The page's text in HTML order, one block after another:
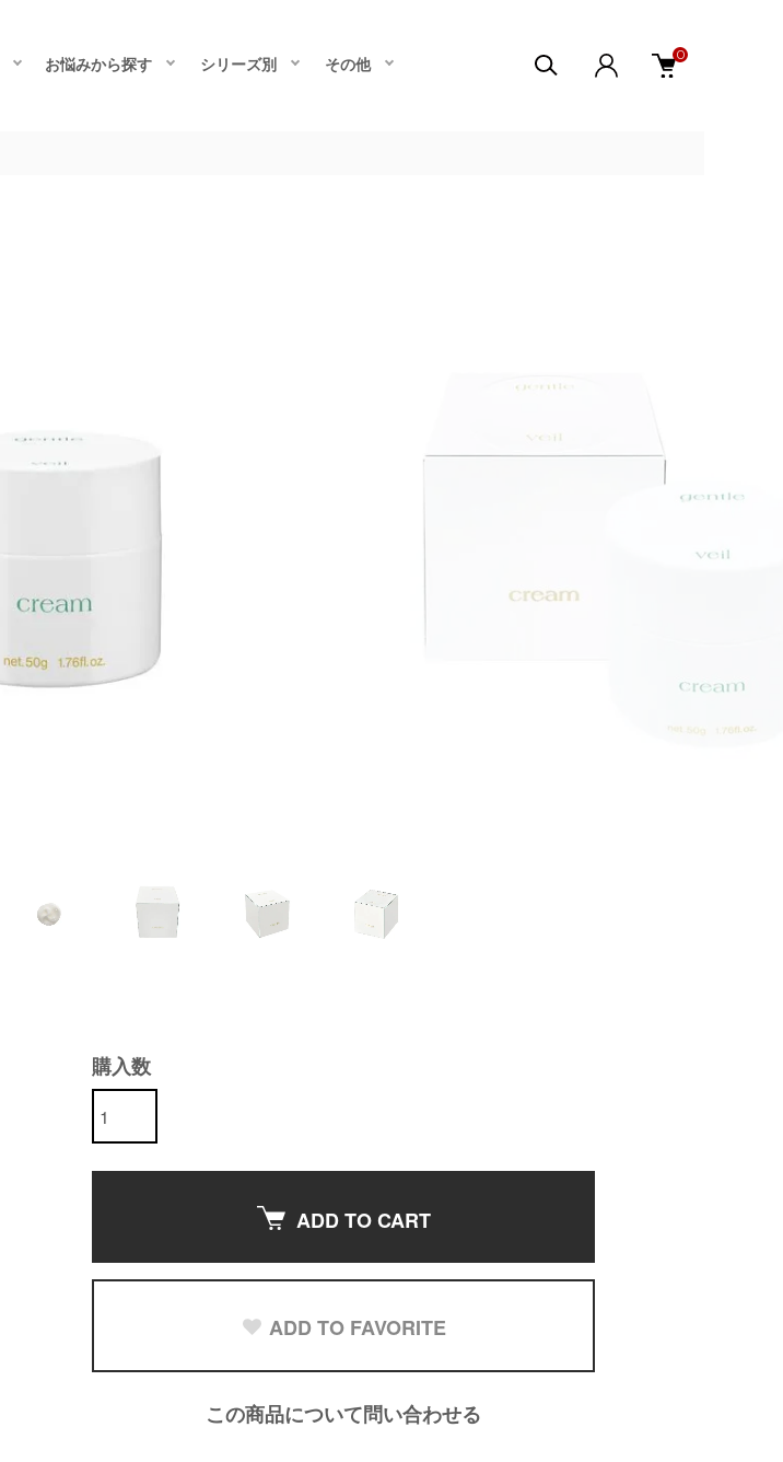
お悩みから探す シリーズ別 その他
0
購入数
ADD TO CART
ADD TO FAVORITE
この商品について問い合わせる